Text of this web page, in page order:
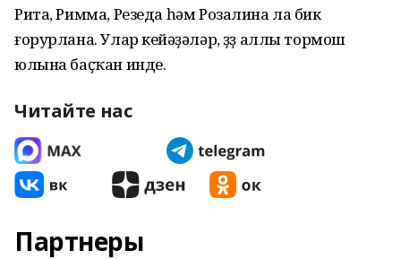
Рита, Римма, Резеда һәм Розалина ла бик
ғорурлана. Улар кейәүҙәләр, үҙҙ аллы тормош
юлына баҫҡан инде.
Читайте нас
Партнеры